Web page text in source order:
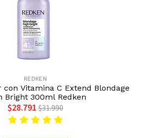
REDKEN
con Vitamina C Extend Blondage
Bright 300ml Redken
$28.791 $31.990